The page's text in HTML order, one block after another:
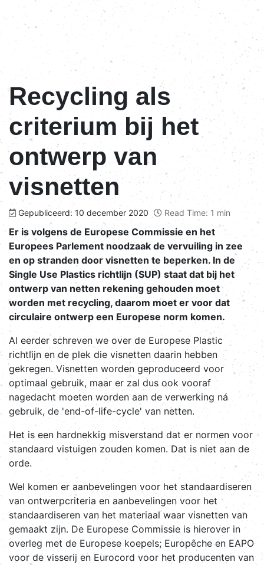
Recycling als
criterium bij het
ontwerp van
visnetten
Gepubliceerd: 10 december 2020 Read Time: 1 min
Er is volgens de Europese Commissie en het
Europees Parlement noodzaak de vervuiling in zee
en op stranden door visnetten te beperken. In de
Single Use Plastics richtlijn (SUP) staat dat bij het
ontwerp van netten rekening gehouden moet
worden met recycling, daarom moet er voor dat
circulaire ontwerp een Europese norm komen.
Al eerder schreven we over de Europese Plastic
richtlijn en de plek die visnetten daarin hebben
gekregen. Visnetten worden geproduceerd voor
optimaal gebruik, maar er zal dus ook vooraf
nagedacht moeten worden aan de verwerking ná
gebruik, de 'end-of-life-cycle' van netten.
Het is een hardnekkig misverstand dat er normen voor
standaard vistuigen zouden komen. Dat is niet aan de
orde.
Wel komen er aanbevelingen voor het standaardiseren
van ontwerpcriteria en aanbevelingen voor het
standaardiseren van het materiaal waar visnetten van
gemaakt zijn. De Europese Commissie is hierover in
overleg met de Europese koepels; Europêche en EAPO
voor de visserij en Eurocord voor het producenten van